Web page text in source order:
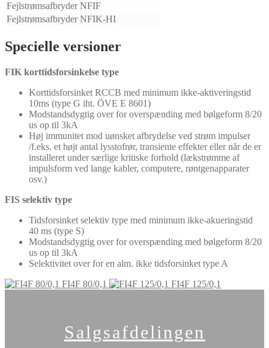
Fejlstrømsafbryder NFIF
Fejlstrømsafbryder NFIK-HI
Specielle versioner
FIK korttidsforsinkelse type
Korttidsforsinket RCCB med minimum ikke-aktiveringstid
10ms (type G iht. ÖVE E 8601)
Modstandsdygtig over for overspænding med bølgeform 8/20
us op til 3kA
Høj immunitet mod uønsket afbrydelse ved strøm impulser
/f.eks. et højt antal lysstofrør, transiente effekter eller når de er
installeret under særlige kritiske forhold (lækstrømme af
impulsform ved lange kabler, computere, røntgenapparater
osv.)
FIS selektiv type
Tidsforsinket selektiv type med minimum ikke-akueringstid
40 ms (type S)
Modstandsdygtig over for overspænding med bølgeform 8/20
us op til 3kA
Selektivitet over for en alm. ikke tidsforsinket type A
FI4F 80/0,1
FI4F 125/0,1
Salgsafdelingen